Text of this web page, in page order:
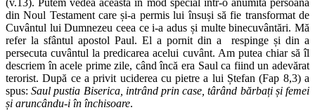
din Noul Testament care și-a permis lui însuși să fie transformat de
Cuvântul lui Dumnezeu ceea ce i-a adus și multe binecuvântări. Mă
refer la sfântul apostol Paul. El a pornit din a respinge și din a
persecuta cuvântul la predicarea acelui cuvânt. Am putea chiar să îl
descriem în acele prime zile, când încă era Saul ca fiind un adevărat
terorist. După ce a privit uciderea cu pietre a lui Ștefan (Fap 8,3) a
spus:Saul pustia Biserica, intrând prin case, târând bărbați și femei
și aruncându-i în închisoare.